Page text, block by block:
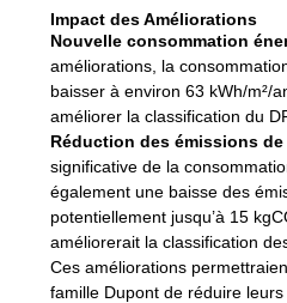
Impact des Améliorations
Nouvelle consommation
améliorations, la
baisser à environ 63 kWh/m²/
améliorer la classification du
Réduction des émissions de
significative de la
également une baisse des
potentiellement jusqu’à 15
améliorerait la classification
Ces améliorations
famille Dupont de réduire